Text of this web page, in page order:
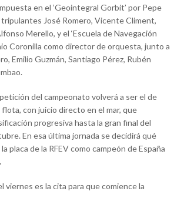
en el ‘Geointegral Gorbit’ por Pepe
tripulantes José Romero, Vicente Climent,
Merello, y el ‘Escuela de Navegación
Coronilla como director de orquesta, junto a
Emilio Guzmán, Santiago Pérez, Rubén
del campeonato volverá a ser el de
con juicio directo en el mar, que
progresiva hasta la gran final del
En esa última jornada se decidirá qué
placa de la RFEV como campeón de España
.
viernes es la cita para que comience la